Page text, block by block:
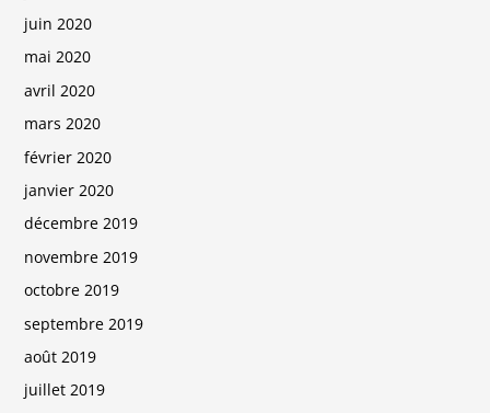
juin 2020
mai 2020
avril 2020
mars 2020
février 2020
janvier 2020
décembre 2019
novembre 2019
octobre 2019
septembre 2019
août 2019
juillet 2019